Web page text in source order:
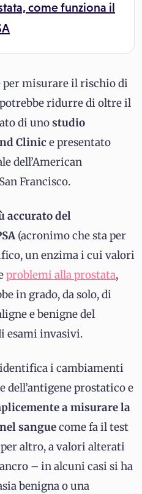
come funziona il
per misurare il rischio di
ridurre di oltre il
di unostudio
Clinic e presentato
dell’American
Francisco.
accurato del
(acronimo che sta per
un enzima i cui valori
problemi alla prostata,
in grado, da solo, di
e benigne del
esami invasivi.
i cambiamenti
prostatico e
a misurare la
sanguecome fa il test
altro, a valori alterati
– in alcuni casi si ha
benigna o una